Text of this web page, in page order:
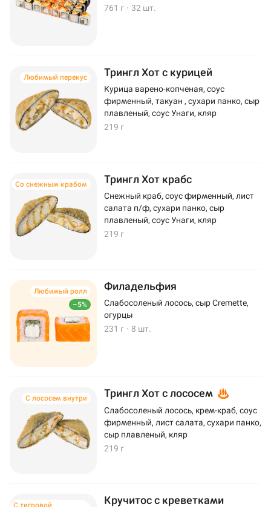
761 г · 32 шт.
Любимый перекус Трингл Хот с курицей
Курица варено-копченая, соус
фирменный, такуан , сухари панко, сыр
плавленый, соус Унаги, кляр
219 г
Со снежным крабом Трингл Хот крабс
Снежный краб, соус фирменный, лист
салата п/ф, сухари панко, сыр
плавленый, соус Унаги, кляр
219 г
–5%
Любимый ролл Филадельфия
Слабосоленый лосось, сыр Cremette,
огурцы
231 г · 8 шт.
С лососем внутри Трингл Хот с лососем
Слабосоленый лосось, крем-краб, соус
фирменный, лист салата, сухари панко,
сыр плавленый, кляр
219 г
С тигровой Кручитос с креветками